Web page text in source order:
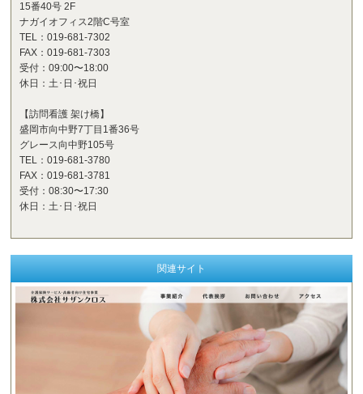
15番40号 2F
ナガイオフィス2階C号室
TEL：019-681-7302
FAX：019-681-7303
受付：09:00〜18:00
休日：土･日･祝日
【訪問看護 架け橋】
盛岡市向中野7丁目1番36号
グレース向中野105号
TEL：019-681-3780
FAX：019-681-3781
受付：08:30〜17:30
休日：土･日･祝日
関連サイト